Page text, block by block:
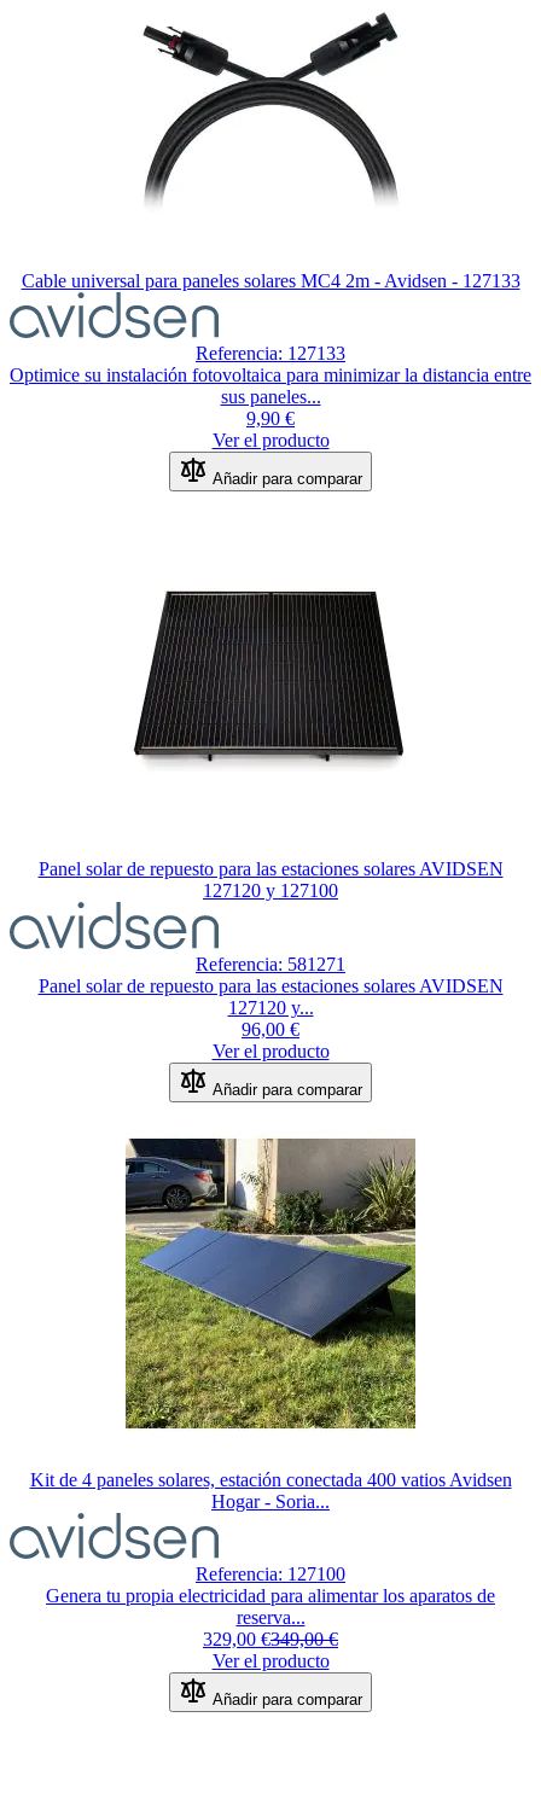
Cable universal para paneles solares MC4 2m - Avidsen - 127133
Referencia: 127133
Optimice su instalación fotovoltaica para minimizar la distancia entre
sus paneles...
9,90 €
Ver el producto
Añadir para comparar
Panel solar de repuesto para las estaciones solares AVIDSEN
127120 y 127100
Referencia: 581271
Panel solar de repuesto para las estaciones solares AVIDSEN
127120 y...
96,00 €
Ver el producto
Añadir para comparar
Kit de 4 paneles solares, estación conectada 400 vatios Avidsen
Hogar - Soria...
Referencia: 127100
Genera tu propia electricidad para alimentar los aparatos de
reserva...
329,00 €349,00 €
Ver el producto
Añadir para comparar